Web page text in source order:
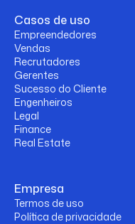
Casos de uso
Empreendedores
Vendas
Recrutadores
Gerentes
Sucesso do Cliente
Engenheiros
Legal
Finance
Real Estate
Empresa
Termos de uso
Política de privacidade